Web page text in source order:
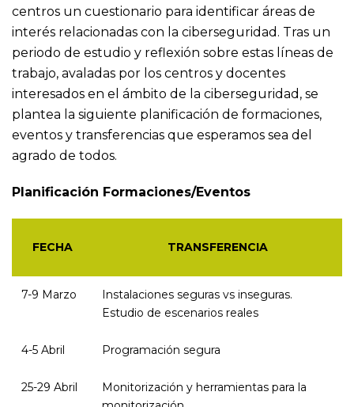
centros un cuestionario para identificar áreas de
interés relacionadas con la ciberseguridad. Tras un
periodo de estudio y reflexión sobre estas líneas de
trabajo, avaladas por los centros y docentes
interesados en el ámbito de la ciberseguridad, se
plantea la siguiente planificación de formaciones,
eventos y transferencias que esperamos sea del
agrado de todos.
Planificación Formaciones/Eventos
FECHA TRANSFERENCIA
7-9 Marzo
Instalaciones seguras vs inseguras.
Estudio de escenarios reales
4-5 Abril Programación segura
25-29 Abril
Monitorización y herramientas para la